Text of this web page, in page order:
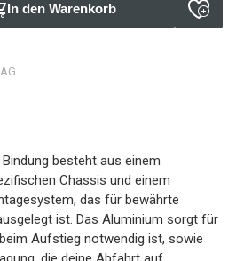
In den Warenkorb
besteht aus einem
Chassis und einem
das für bewährte
ist. Das Aluminium sorgt für
Aufstieg notwendig ist, sowie